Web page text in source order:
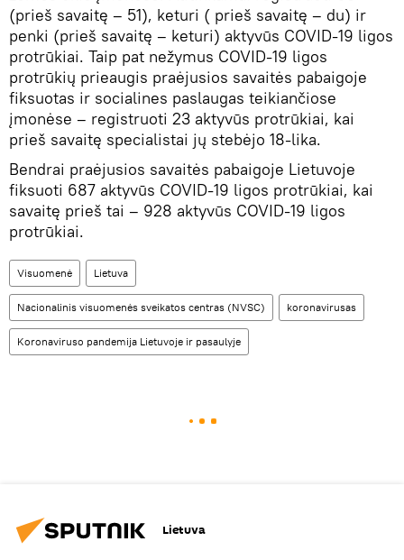
(prieš savaitę – 51), keturi ( prieš savaitę – du) ir
penki (prieš savaitę – keturi) aktyvūs COVID-19 ligos
protrūkiai. Taip pat nežymus COVID-19 ligos
protrūkių prieaugis praėjusios savaitės pabaigoje
fiksuotas ir socialines paslaugas teikiančiose
įmonėse – registruoti 23 aktyvūs protrūkiai, kai
prieš savaitę specialistai jų stebėjo 18-lika.
Bendrai praėjusios savaitės pabaigoje Lietuvoje
fiksuoti 687 aktyvūs COVID-19 ligos protrūkiai, kai
savaitę prieš tai – 928 aktyvūs COVID-19 ligos
protrūkiai.
Visuomenė Lietuva
Nacionalinis visuomenės sveikatos centras (NVSC) koronavirusas
Koronaviruso pandemija Lietuvoje ir pasaulyje
Lietuva